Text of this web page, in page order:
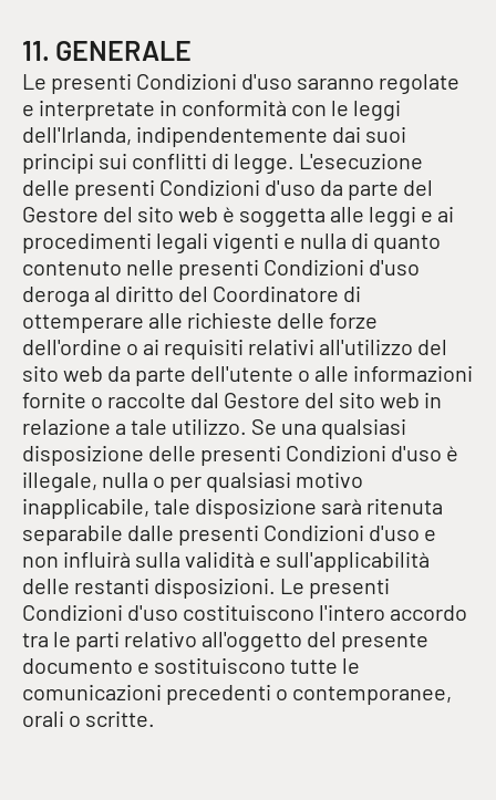
11. GENERALE
Le presenti Condizioni d'uso saranno regolate
e interpretate in conformità con le leggi
dell'Irlanda, indipendentemente dai suoi
principi sui conflitti di legge. L'esecuzione
delle presenti Condizioni d'uso da parte del
Gestore del sito web è soggetta alle leggi e ai
procedimenti legali vigenti e nulla di quanto
contenuto nelle presenti Condizioni d'uso
deroga al diritto del Coordinatore di
ottemperare alle richieste delle forze
dell'ordine o ai requisiti relativi all'utilizzo del
sito web da parte dell'utente o alle informazioni
fornite o raccolte dal Gestore del sito web in
relazione a tale utilizzo. Se una qualsiasi
disposizione delle presenti Condizioni d'uso è
illegale, nulla o per qualsiasi motivo
inapplicabile, tale disposizione sarà ritenuta
separabile dalle presenti Condizioni d'uso e
non influirà sulla validità e sull'applicabilità
delle restanti disposizioni. Le presenti
Condizioni d'uso costituiscono l'intero accordo
tra le parti relativo all'oggetto del presente
documento e sostituiscono tutte le
comunicazioni precedenti o contemporanee,
orali o scritte.